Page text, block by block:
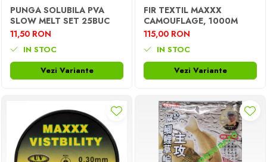
PUNGA SOLUBILA PVA
SLOW MELT SET 25BUC
11,50 RON
IN STOC
Vezi Variante
FIR TEXTIL MAXXX
CAMOUFLAGE, 1000M
115,00 RON
IN STOC
Vezi Variante